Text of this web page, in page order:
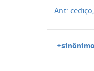
Ant: cediço,